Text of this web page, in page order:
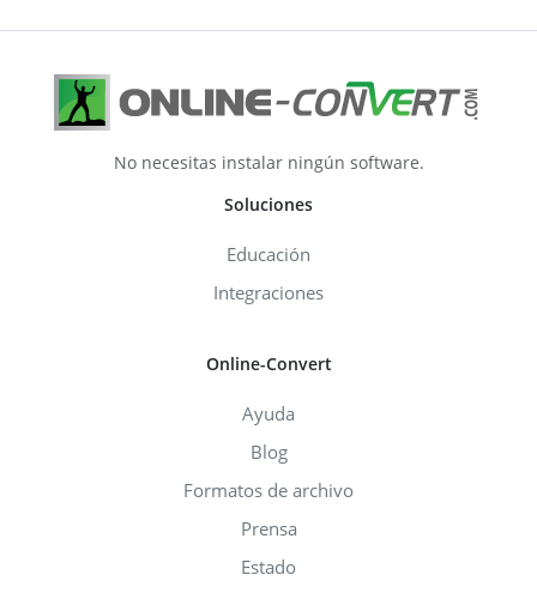
No necesitas instalar ningún software.
Soluciones
Educación
Integraciones
Online-Convert
Ayuda
Blog
Formatos de archivo
Prensa
Estado